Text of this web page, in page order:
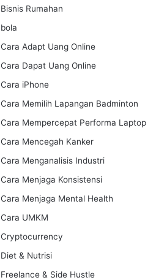
Bisnis Rumahan
bola
Cara Adapt Uang Online
Cara Dapat Uang Online
Cara iPhone
Cara Memilih Lapangan Badminton
Cara Mempercepat Performa Laptop
Cara Mencegah Kanker
Cara Menganalisis Industri
Cara Menjaga Konsistensi
Cara Menjaga Mental Health
Cara UMKM
Cryptocurrency
Diet & Nutrisi
Freelance & Side Hustle